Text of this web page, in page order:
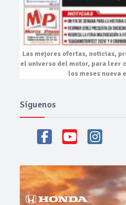
Las mejores ofertas, noticias,
el universo del motor, para leer
los meses nueva
Síguenos